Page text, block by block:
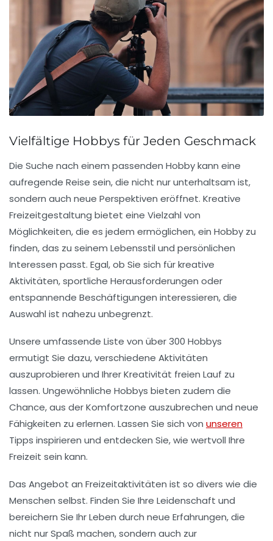
Vielfältige Hobbys für Jeden Geschmack
Die Suche nach einem passenden Hobby kann eine
aufregende Reise sein, die nicht nur unterhaltsam ist,
sondern auch neue Perspektiven eröffnet. Kreative
Freizeitgestaltung bietet eine Vielzahl von
Möglichkeiten, die es jedem ermöglichen, ein Hobby zu
finden, das zu seinem Lebensstil und persönlichen
Interessen passt. Egal, ob Sie sich fürkreative
Aktivitäten,sportliche Herausforderungen oder
entspannende Beschäftigungen interessieren, die
Auswahl ist nahezu unbegrenzt.
Unsere umfassende Liste von über300 Hobbys
ermutigt Sie dazu, verschiedene Aktivitäten
auszuprobieren und IhrerKreativität freien Lauf zu
lassen. Ungewöhnliche Hobbys bieten zudem die
Chance,aus der Komfortzone auszubrechen und neue
Fähigkeiten zu erlernen. Lassen Sie sich von unseren
Tipps inspirieren und entdecken Sie, wie wertvoll Ihre
Freizeit sein kann.
Das Angebot an Freizeitaktivitäten ist so divers wie die
Menschen selbst. Finden Sie Ihre Leidenschaft und
bereichern Sie Ihr Leben durch neue Erfahrungen, die
nicht nur Spaß machen, sondern auch zur